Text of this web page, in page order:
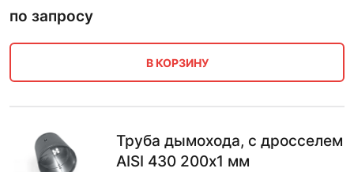
по запросу
В КОРЗИНУ
Труба дымохода, с дросселем
AISI 430 200х1 мм